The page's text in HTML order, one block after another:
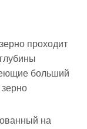
проходит
больший
на